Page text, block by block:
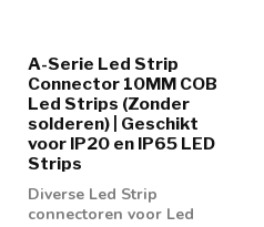
A-Serie Led Strip
Connector 10MM COB
Led Strips (Zonder
solderen) | Geschikt
voor IP20 en IP65 LED
Strips
Diverse Led Strip
connectoren voor Led